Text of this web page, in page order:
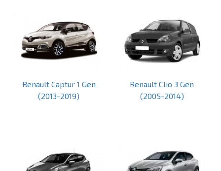
Renault Captur 1 Gen
(2013-2019)
Renault Clio 3 Gen
(2005-2014)